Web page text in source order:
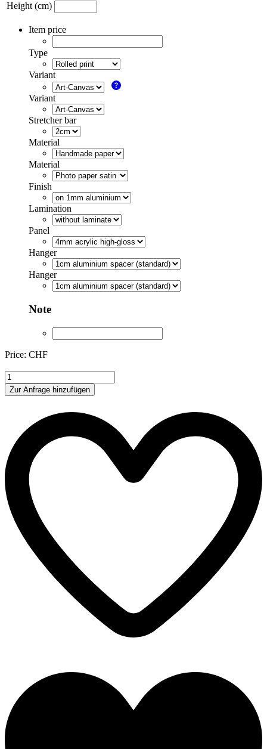
Height (cm)
Item price
Type
Variant
Variant
Stretcher bar
Material
Material
Finish
Lamination
Panel
Hanger
Hanger
Note
Price: CHF
YB039
quantity
Zur Anfrage hinzufügen